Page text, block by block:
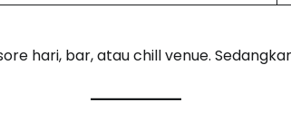
hari, bar, atau chill venue.